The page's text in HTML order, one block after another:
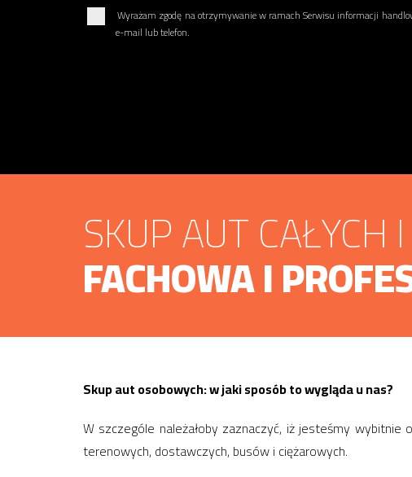
Wyrażam zgodę na otrzymywanie w ramach Serwisu informacji
e-mail lub telefon.
SKUP AUT CAŁYCH
FACHOWA I
Skup aut osobowych: w jaki sposób to wygląda u nas?
W szczególe należałoby zaznaczyć, iż jesteśmy
terenowych, dostawczych, busów i ciężarowych.